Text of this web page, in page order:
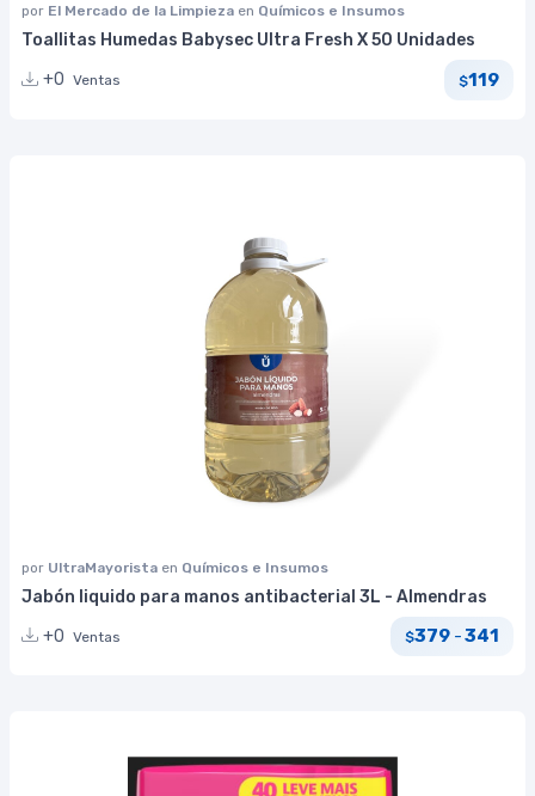
por El Mercado de la Limpieza en Químicos e Insumos
Toallitas Humedas Babysec Ultra Fresh X 50 Unidades
+0 Ventas $119
por UltraMayorista en Químicos e Insumos
Jabón liquido para manos antibacterial 3L - Almendras
+0 Ventas $379 -341